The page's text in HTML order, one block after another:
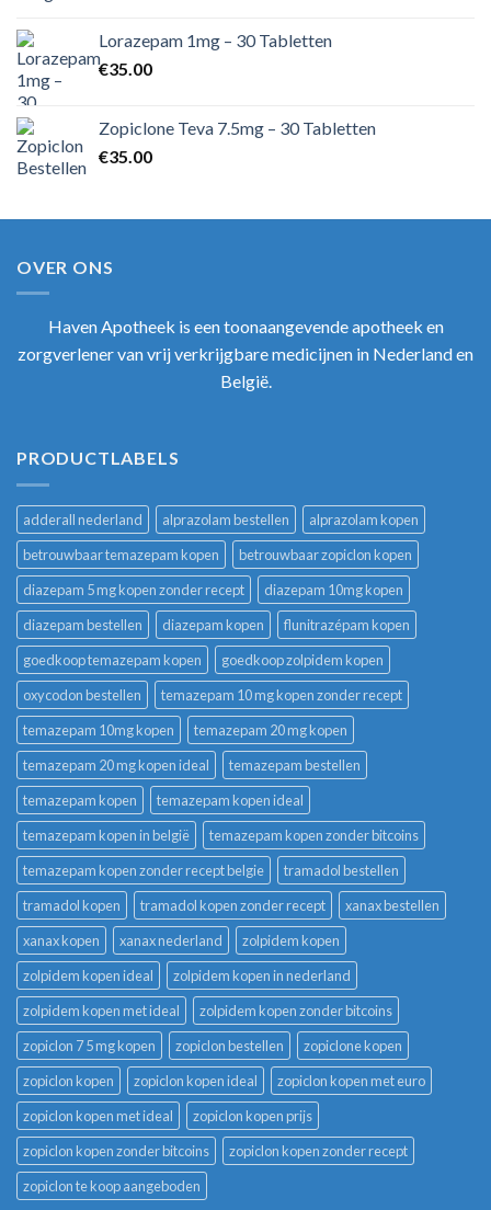
Lorazepam 1mg – 30 Tabletten
€35.00
Zopiclone Teva 7.5mg – 30 Tabletten
€35.00
OVER ONS
Haven Apotheek is een toonaangevende apotheek en
zorgverlener van vrij verkrijgbare medicijnen in Nederland en
België.
PRODUCTLABELS
adderall nederland alprazolam bestellen
alprazolam kopen
betrouwbaar temazepam kopen
betrouwbaar zopiclon kopen
diazepam 5 mg kopen zonder recept
diazepam 10mg kopen
diazepam bestellen
diazepam kopen
flunitrazépam kopen
goedkoop temazepam kopen
goedkoop zolpidem kopen
oxycodon bestellen
temazepam 10 mg kopen zonder recept
temazepam 10mg kopen
temazepam 20 mg kopen
temazepam 20 mg kopen ideal
temazepam bestellen
temazepam kopen
temazepam kopen ideal
temazepam kopen in belgië
temazepam kopen zonder bitcoins
temazepam kopen zonder recept belgie
tramadol bestellen
tramadol kopen
tramadol kopen zonder recept
xanax bestellen
xanax kopen
xanax nederland
zolpidem kopen
zolpidem kopen ideal
zolpidem kopen in nederland
zolpidem kopen met ideal
zolpidem kopen zonder bitcoins
zopiclon 7 5 mg kopen
zopiclon bestellen
zopiclone kopen
zopiclon kopen
zopiclon kopen ideal
zopiclon kopen met euro
zopiclon kopen met ideal
zopiclon kopen prijs
zopiclon kopen zonder bitcoins
zopiclon kopen zonder recept
zopiclon te koop aangeboden